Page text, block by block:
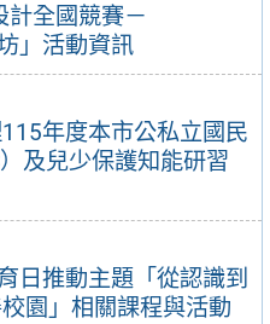
計全國競賽－
」活動資訊
年度本市公私立國民
及兒少保護知能研習
日推動主題「從認識到
園」相關課程與活動